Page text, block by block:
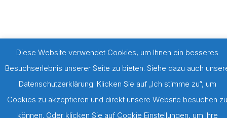
Diese Website verwendet Cookies, um Ihnen ein besseres
Besuchserlebnis unserer Seite zu bieten. Siehe dazu auch
Datenschutzerklärung. Klicken Sie auf „Ich stimme zu“, um
Cookies zu akzeptieren und direkt unsere Website besuchen zu
können. Oder klicken Sie auf Cookie Einstellungen, um Ihre